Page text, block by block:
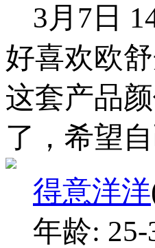
3月7日
好喜欢欧
这套产品
了，希望
得意洋洋
年龄: 25-